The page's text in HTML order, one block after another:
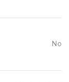
No